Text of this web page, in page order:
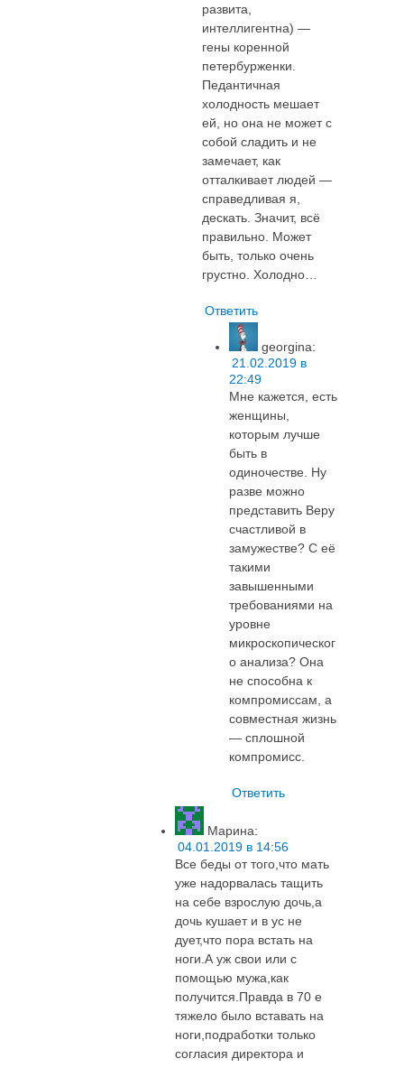
развита,
интеллигентна) —
гены коренной
петербурженки.
Педантичная
холодность мешает
ей, но она не может с
собой сладить и не
замечает, как
отталкивает людей —
справедливая я,
дескать. Значит, всё
правильно. Может
быть, только очень
грустно. Холодно…
Ответить
georgina:
21.02.2019 в
22:49
Мне кажется, есть
женщины,
которым лучше
быть в
одиночестве. Ну
разве можно
представить Веру
счастливой в
замужестве? С её
такими
завышенными
требованиями на
уровне
микроскопическог
о анализа? Она
не способна к
компромиссам, а
совместная жизнь
— сплошной
компромисс.
Ответить
Марина:
04.01.2019 в 14:56
Все беды от того,что мать
уже надорвалась тащить
на себе взрослую дочь,а
дочь кушает и в ус не
дует,что пора встать на
ноги.А уж свои или с
помощью мужа,как
получится.Правда в 70 е
тяжело было вставать на
ноги,подработки только
согласия директора и